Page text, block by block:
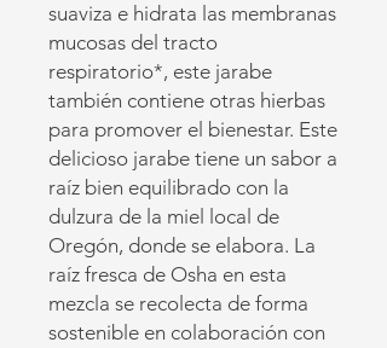
suaviza e hidrata las membranas
mucosas del tracto
respiratorio*, este jarabe
también contiene otras hierbas
para promover el bienestar. Este
delicioso jarabe tiene un sabor a
raíz bien equilibrado con la
dulzura de la miel local de
Oregón, donde se elabora. La
raíz fresca de Osha en esta
mezcla se recolecta de forma
sostenible en colaboración con